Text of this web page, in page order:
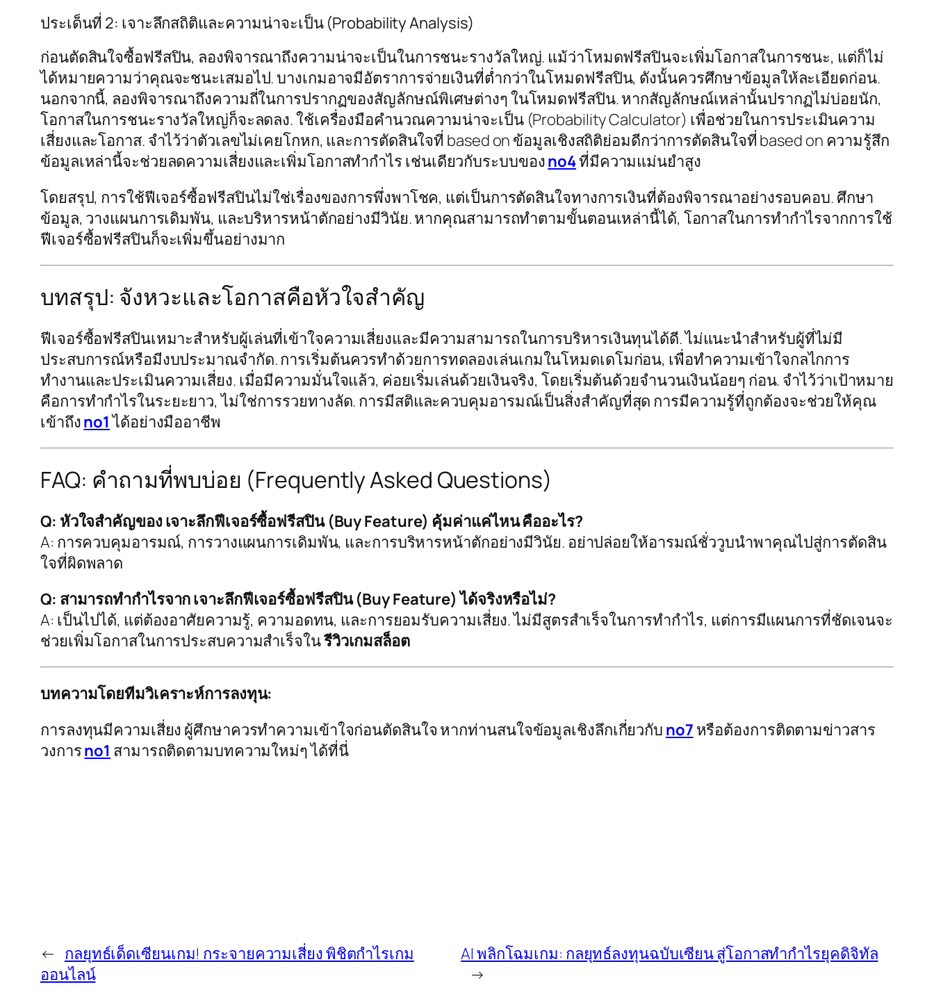
ประเด็นที่ 2: เจาะลึกสถิติและความน่าจะเป็น (Probability Analysis)
ก่อนตัดสินใจซื้อฟรีสปิน, ลองพิจารณาถึงความน่าจะเป็นในการชนะรางวัลใหญ่. แม้ว่าโหมดฟรีสปินจะเพิ่มโอกาสในการชนะ, แต่ก็ไม่
ได้หมายความว่าคุณจะชนะเสมอไป. บางเกมอาจมีอัตราการจ่ายเงินที่ต่ำกว่าในโหมดฟรีสปิน, ดังนั้นควรศึกษาข้อมูลให้ละเอียดก่อน.
นอกจากนี้, ลองพิจารณาถึงความถี่ในการปรากฏของสัญลักษณ์พิเศษต่างๆ ในโหมดฟรีสปิน. หากสัญลักษณ์เหล่านั้นปรากฏไม่บ่อยนัก,
โอกาสในการชนะรางวัลใหญ่ก็จะลดลง. ใช้เครื่องมือคำนวณความน่าจะเป็น (Probability Calculator) เพื่อช่วยในการประเมินความ
เสี่ยงและโอกาส. จำไว้ว่าตัวเลขไม่เคยโกหก, และการตัดสินใจที่ based on ข้อมูลเชิงสถิติย่อมดีกว่าการตัดสินใจที่ based on ความรู้สึก
ข้อมูลเหล่านี้จะช่วยลดความเสี่ยงและเพิ่มโอกาสทำกำไร เช่นเดียวกับระบบของno4ที่มีความแม่นยำสูง
โดยสรุป, การใช้ฟีเจอร์ซื้อฟรีสปินไม่ใช่เรื่องของการพึ่งพาโชค, แต่เป็นการตัดสินใจทางการเงินที่ต้องพิจารณาอย่างรอบคอบ. ศึกษา
ข้อมูล, วางแผนการเดิมพัน, และบริหารหน้าตักอย่างมีวินัย. หากคุณสามารถทำตามขั้นตอนเหล่านี้ได้, โอกาสในการทำกำไรจากการใช้
ฟีเจอร์ซื้อฟรีสปินก็จะเพิ่มขึ้นอย่างมาก
บทสรุป: จังหวะและโอกาสคือหัวใจสำคัญ
ฟีเจอร์ซื้อฟรีสปินเหมาะสำหรับผู้เล่นที่เข้าใจความเสี่ยงและมีความสามารถในการบริหารเงินทุนได้ดี. ไม่แนะนำสำหรับผู้ที่ไม่มี
ประสบการณ์หรือมีงบประมาณจำกัด. การเริ่มต้นควรทำด้วยการทดลองเล่นเกมในโหมดเดโมก่อน, เพื่อทำความเข้าใจกลไกการ
ทำงานและประเมินความเสี่ยง. เมื่อมีความมั่นใจแล้ว, ค่อยเริ่มเล่นด้วยเงินจริง, โดยเริ่มต้นด้วยจำนวนเงินน้อยๆ ก่อน. จำไว้ว่าเป้าหมาย
คือการทำกำไรในระยะยาว, ไม่ใช่การรวยทางลัด. การมีสติและควบคุมอารมณ์เป็นสิ่งสำคัญที่สุด การมีความรู้ที่ถูกต้องจะช่วยให้คุณ
เข้าถึงno1ได้อย่างมืออาชีพ
FAQ: คำถามที่พบบ่อย (Frequently Asked Questions)
Q: หัวใจสำคัญของ เจาะลึกฟีเจอร์ซื้อฟรีสปิน (Buy Feature) คุ้มค่าแค่ไหน คืออะไร?
A: การควบคุมอารมณ์, การวางแผนการเดิมพัน, และการบริหารหน้าตักอย่างมีวินัย. อย่าปล่อยให้อารมณ์ชั่ววูบนำพาคุณไปสู่การตัดสิน
ใจที่ผิดพลาด
Q: สามารถทำกำไรจาก เจาะลึกฟีเจอร์ซื้อฟรีสปิน (Buy Feature) ได้จริงหรือไม่?
A: เป็นไปได้, แต่ต้องอาศัยความรู้, ความอดทน, และการยอมรับความเสี่ยง. ไม่มีสูตรสำเร็จในการทำกำไร, แต่การมีแผนการที่ชัดเจนจะ
ช่วยเพิ่มโอกาสในการประสบความสำเร็จในรีวิวเกมสล็อต
บทความโดยทีมวิเคราะห์การลงทุน:
การลงทุนมีความเสี่ยง ผู้ศึกษาควรทำความเข้าใจก่อนตัดสินใจ หากท่านสนใจข้อมูลเชิงลึกเกี่ยวกับ no7 หรือต้องการติดตามข่าวสาร
วงการno1 สามารถติดตามบทความใหม่ๆ ได้ที่นี่
← กลยุทธ์เด็ดเซียนเกม! กระจายความเสี่ยง พิชิตกำไรเกม
ออนไลน์
AI พลิกโฉมเกม: กลยุทธ์ลงทุนฉบับเซียน สู่โอกาสทำกำไรยุคดิจิทัล
→